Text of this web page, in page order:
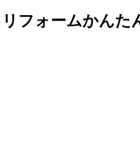
フォームかんた